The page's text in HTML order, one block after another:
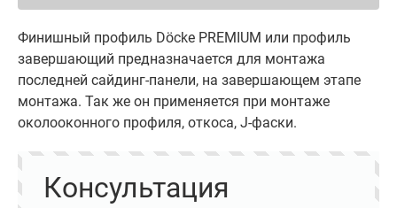
Финишный профиль Döcke PREMIUM или профиль
завершающий предназначается для монтажа
последней сайдинг-панели, на завершающем этапе
монтажа. Так же он применяется при монтаже
околооконного профиля, откоса, J-фаски.
Консультация